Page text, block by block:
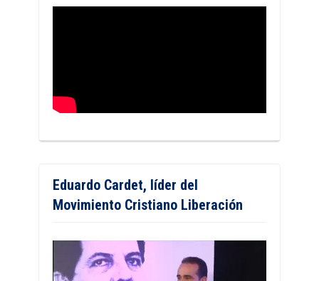
Eduardo Cardet, líder del
Movimiento Cristiano Liberación